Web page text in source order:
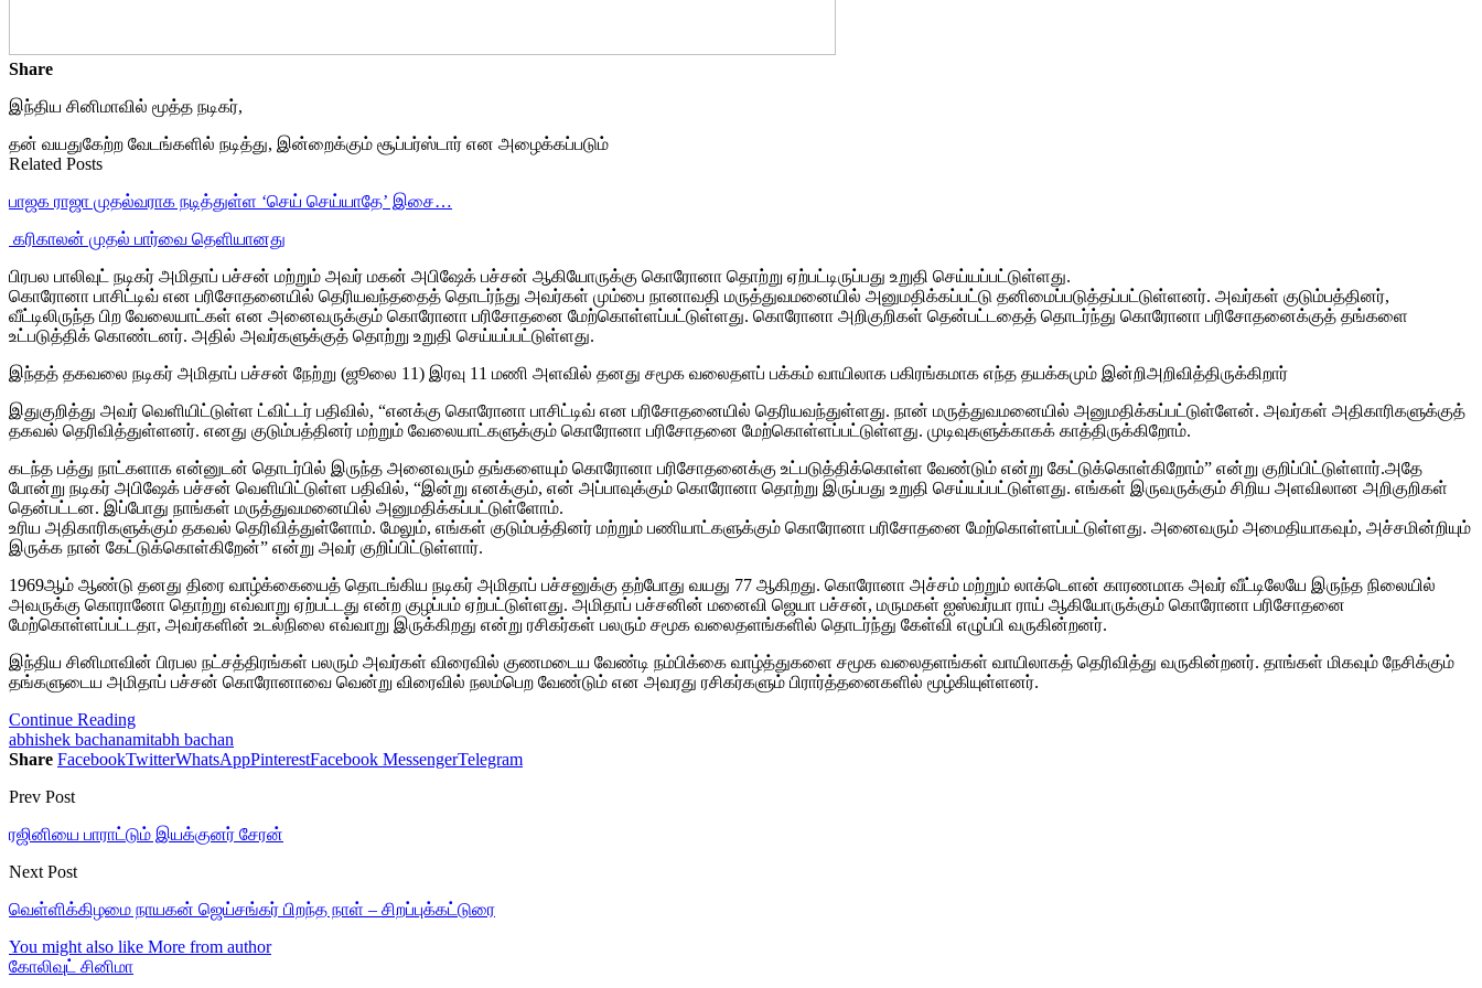
Share
இந்திய சினிமாவில் மூத்த நடிகர்,
தன் வயதுகேற்ற வேடங்களில் நடித்து, இன்றைக்கும் சூப்பர்ஸ்டார் என அழைக்கப்படும்
Related Posts
பாஜக ராஜா முதல்வராக நடித்துள்ள ‘செய் செய்யாதே’ இசை…
‎ கரிகாலன் முதல் பார்வை தெளியானது
பிரபல பாலிவுட் நடிகர் அமிதாப் பச்சன் மற்றும் அவர் மகன் அபிஷேக் பச்சன் ஆகியோருக்கு கொரோனா தொற்று ஏற்பட்டிருப்பது உறுதி செய்யப்பட்டுள்ளது.
கொரோனா பாசிட்டிவ் என பரிசோதனையில் தெரியவந்ததைத் தொடர்ந்து அவர்கள் மும்பை நானாவதி மருத்துவமனையில் அனுமதிக்கப்பட்டு தனிமைப்படுத்தப்பட்டுள்ளனர். அவர்கள் குடும்பத்தினர்,
வீட்டிலிருந்த பிற வேலையாட்கள் என அனைவருக்கும் கொரோனா பரிசோதனை மேற்கொள்ளப்பட்டுள்ளது. கொரோனா அறிகுறிகள் தென்பட்டதைத் தொடர்ந்து கொரோனா பரிசோதனைக்குத் தங்களை
உட்படுத்திக் கொண்டனர். அதில் அவர்களுக்குத் தொற்று உறுதி செய்யப்பட்டுள்ளது.
இந்தத் தகவலை நடிகர் அமிதாப் பச்சன் நேற்று (ஜூலை 11) இரவு 11 மணி அளவில் தனது சமூக வலைதளப் பக்கம் வாயிலாக பகிரங்கமாக எந்த தயக்கமும் இன்றிஅறிவித்திருக்கிறார்
இதுகுறித்து அவர் வெளியிட்டுள்ள ட்விட்டர் பதிவில், “எனக்கு கொரோனா பாசிட்டிவ் என பரிசோதனையில் தெரியவந்துள்ளது. நான் மருத்துவமனையில் அனுமதிக்கப்பட்டுள்ளேன். அவர்கள் அதிகாரிகளுக்குத்
தகவல் தெரிவித்துள்ளனர். எனது குடும்பத்தினர் மற்றும் வேலையாட்களுக்கும் கொரோனா பரிசோதனை மேற்கொள்ளப்பட்டுள்ளது. முடிவுகளுக்காகக் காத்திருக்கிறோம்.
கடந்த பத்து நாட்களாக என்னுடன் தொடர்பில் இருந்த அனைவரும் தங்களையும் கொரோனா பரிசோதனைக்கு உட்படுத்திக்கொள்ள வேண்டும் என்று கேட்டுக்கொள்கிறோம்” என்று குறிப்பிட்டுள்ளார்.அதே
போன்று நடிகர் அபிஷேக் பச்சன் வெளியிட்டுள்ள பதிவில், “இன்று எனக்கும், என் அப்பாவுக்கும் கொரோனா தொற்று இருப்பது உறுதி செய்யப்பட்டுள்ளது. எங்கள் இருவருக்கும் சிறிய அளவிலான அறிகுறிகள்
தென்பட்டன. இப்போது நாங்கள் மருத்துவமனையில் அனுமதிக்கப்பட்டுள்ளோம்.
உரிய அதிகாரிகளுக்கும் தகவல் தெரிவித்துள்ளோம். மேலும், எங்கள் குடும்பத்தினர் மற்றும் பணியாட்களுக்கும் கொரோனா பரிசோதனை மேற்கொள்ளப்பட்டுள்ளது. அனைவரும் அமைதியாகவும், அச்சமின்றியும்
இருக்க நான் கேட்டுக்கொள்கிறேன்” என்று அவர் குறிப்பிட்டுள்ளார்.
1969ஆம் ஆண்டு தனது திரை வாழ்க்கையைத் தொடங்கிய நடிகர் அமிதாப் பச்சனுக்கு தற்போது வயது 77 ஆகிறது. கொரோனா அச்சம் மற்றும் லாக்டெளன் காரணமாக அவர் வீட்டிலேயே இருந்த நிலையில்
அவருக்கு கொரானோ தொற்று எவ்வாறு ஏற்பட்டது என்ற குழப்பம் ஏற்பட்டுள்ளது. அமிதாப் பச்சனின் மனைவி ஜெயா பச்சன், மருமகள் ஐஸ்வர்யா ராய் ஆகியோருக்கும் கொரோனா பரிசோதனை
மேற்கொள்ளப்பட்டதா, அவர்களின் உடல்நிலை எவ்வாறு இருக்கிறது என்று ரசிகர்கள் பலரும் சமூக வலைதளங்களில் தொடர்ந்து கேள்வி எழுப்பி வருகின்றனர்.
இந்திய சினிமாவின் பிரபல நட்சத்திரங்கள் பலரும் அவர்கள் விரைவில் குணமடைய வேண்டி நம்பிக்கை வாழ்த்துகளை சமூக வலைதளங்கள் வாயிலாகத் தெரிவித்து வருகின்றனர். தாங்கள் மிகவும் நேசிக்கும்
தங்களுடைய அமிதாப் பச்சன் கொரோனாவை வென்று விரைவில் நலம்பெற வேண்டும் என அவரது ரசிகர்களும் பிரார்த்தனைகளில் மூழ்கியுள்ளனர்.
Continue Reading
abhishek bachanamitabh bachan
Share FacebookTwitterWhatsAppPinterestFacebook MessengerTelegram
Prev Post
ரஜினியை பாராட்டும் இயக்குனர் சேரன்
Next Post
வெள்ளிக்கிழமை நாயகன் ஜெய்சங்கர் பிறந்த நாள் – சிறப்புக்கட்டுரை
You might also like More from author
கோலிவுட் சினிமா